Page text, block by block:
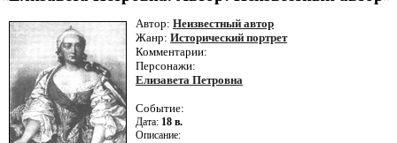
Автор: Неизвестный автор
Жанр: Исторический портрет
Комментарии:
Персонажи:
Елизавета Петровна
Событие:
Дата: 18 в.
Описание: